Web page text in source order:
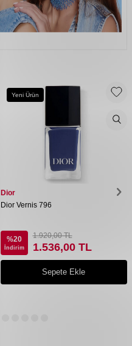
Yeni Ürün
Dior
Dior Vernis 796
%20
İndirim
1.920,00TL
1.536,00TL
Sepete Ekle